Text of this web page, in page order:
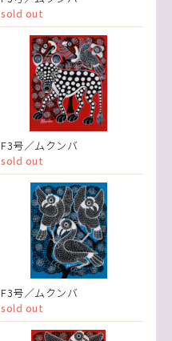
sold out
F3号／ムクンバ
sold out
F3号／ムクンバ
sold out